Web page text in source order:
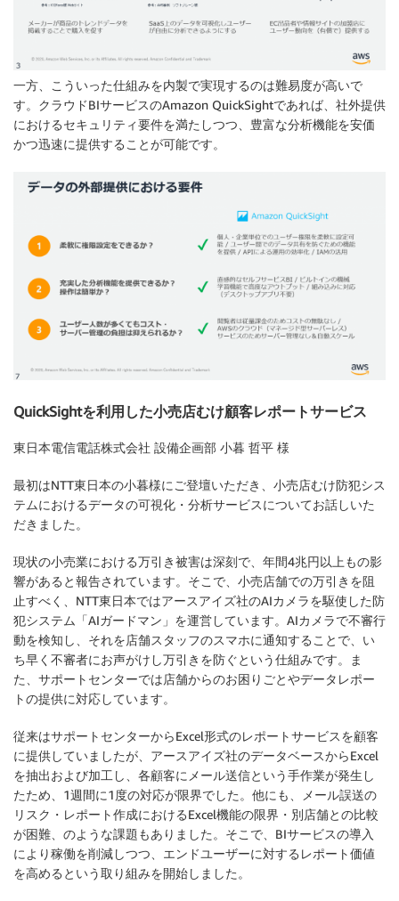
一方、こういった仕組みを内製で実現するのは難易度が高いで
す。クラウドBIサービスのAmazon QuickSightであれば、社外提供
におけるセキュリティ要件を満たしつつ、豊富な分析機能を安価
かつ迅速に提供することが可能です。
QuickSightを利用した小売店むけ顧客レポートサービス
東日本電信電話株式会社 設備企画部 小暮 哲平 様
最初はNTT東日本の小暮様にご登壇いただき、小売店むけ防犯シス
テムにおけるデータの可視化・分析サービスについてお話しいた
だきました。
現状の小売業における万引き被害は深刻で、年間4兆円以上もの影
響があると報告されています。そこで、小売店舗での万引きを阻
止すべく、NTT東日本ではアースアイズ社のAIカメラを駆使した防
犯システム「AIガードマン」を運営しています。AIカメラで不審行
動を検知し、それを店舗スタッフのスマホに通知することで、い
ち早く不審者にお声がけし万引きを防ぐという仕組みです。ま
た、サポートセンターでは店舗からのお困りごとやデータレポー
トの提供に対応しています。
従来はサポートセンターからExcel形式のレポートサービスを顧客
に提供していましたが、アースアイズ社のデータベースからExcel
を抽出および加工し、各顧客にメール送信という手作業が発生し
たため、1週間に1度の対応が限界でした。他にも、メール誤送の
リスク・レポート作成におけるExcel機能の限界・別店舗との比較
が困難、のような課題もありました。そこで、BIサービスの導入
により稼働を削減しつつ、エンドユーザーに対するレポート価値
を高めるという取り組みを開始しました。